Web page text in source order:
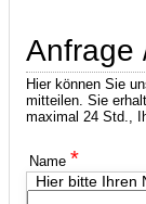
Anfrage
Hier können Sie
mitteilen. Sie
maximal 24 Std.,
Name *
Hier bitte Ihren